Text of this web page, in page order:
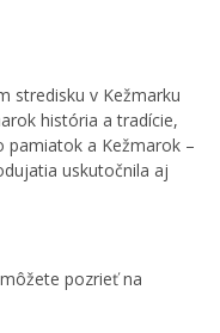
stredisku v Kežmarku
história a tradície,
pamiatok a Kežmarok –
uskutočnila aj
pozrieť na